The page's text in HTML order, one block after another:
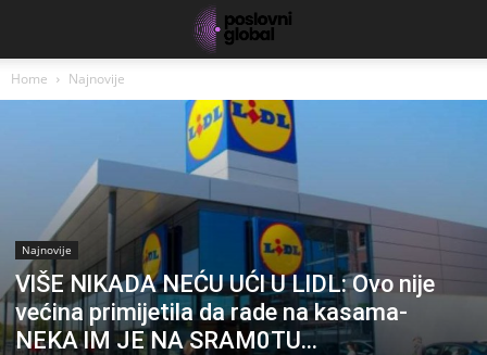
Home Najnovije
Najnovije
VlŠE NlKADA NEĆU UĆl U LlDL: Ovo nije
većina primijetila da rade na kasama-
NEKA lM JE NA SRAM0TU…